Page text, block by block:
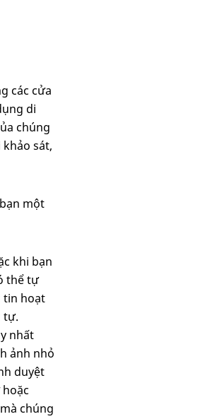
các cửa
di
chúng
sát,
một
khi bạn
thể tự
tin hoạt
tự.
nhất
ảnh nhỏ
duyệt
chúng